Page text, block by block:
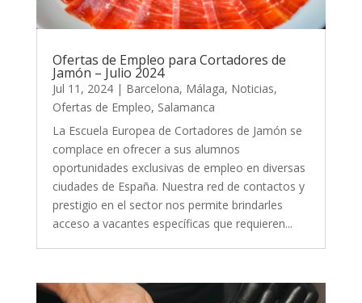
Ofertas de Empleo para Cortadores de
Jamón – Julio 2024
Jul 11, 2024| Barcelona, Málaga, Noticias,
Ofertas de Empleo, Salamanca
La Escuela Europea de Cortadores de Jamón se
complace en ofrecer a sus alumnos
oportunidades exclusivas de empleo en diversas
ciudades de España. Nuestra red de contactos y
prestigio en el sector nos permite brindarles
acceso a vacantes específicas que requieren...